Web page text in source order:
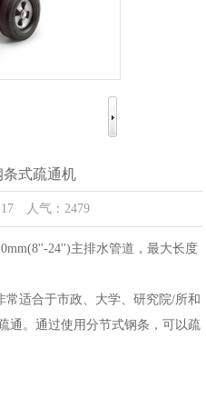
条式疏通机
17 人气：2479
24'')主排水管道，最大长度
适合于市政、大学、研究院/所和
通。通过使用分节式钢条，可以疏